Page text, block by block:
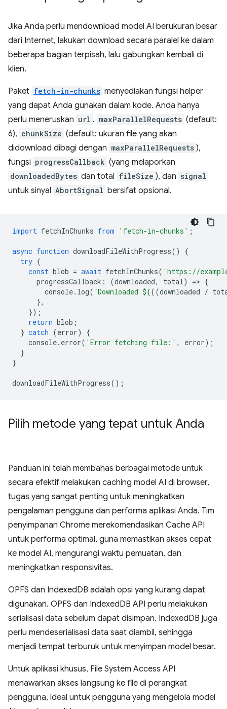
Jika Anda perlu mendownload model AI berukuran besar
dari Internet, lakukan download secara paralel ke dalam
beberapa bagian terpisah, lalu gabungkan kembali di
klien.
Paket fetch-in-chunks menyediakan fungsi helper
yang dapat Anda gunakan dalam kode. Anda hanya
perlu meneruskan url . maxParallelRequests (default:
6), chunkSize (default: ukuran file yang akan
didownload dibagi dengan maxParallelRequests ),
fungsi progressCallback (yang melaporkan
downloadedBytes dan total fileSize ), dan signal
untuk sinyal AbortSignal bersifat opsional.
import fetchInChunks from 'fetch-in-chunks' ;
async function downloadFileWithProgress()
{
try {
const blob = await fetchInChunks( 'https://
progressCallback : (downloaded, total) => {
console. log( `Downloaded ${((downloaded /
},
});
return blob ;
} catch (error)
{
console. error( 'Error fetching file:' , error);
}
}
downloadFileWithProgress();
Pilih metode yang tepat untuk Anda
Panduan ini telah membahas berbagai metode untuk
secara efektif melakukan caching model AI di browser,
tugas yang sangat penting untuk meningkatkan
pengalaman pengguna dan performa aplikasi Anda. Tim
penyimpanan Chrome merekomendasikan Cache API
untuk performa optimal, guna memastikan akses cepat
ke model AI, mengurangi waktu pemuatan, dan
meningkatkan responsivitas.
OPFS dan IndexedDB adalah opsi yang kurang dapat
digunakan. OPFS dan IndexedDB API perlu melakukan
serialisasi data sebelum dapat disimpan. IndexedDB juga
perlu mendeserialisasi data saat diambil, sehingga
menjadi tempat terburuk untuk menyimpan model besar.
Untuk aplikasi khusus, File System Access API
menawarkan akses langsung ke file di perangkat
pengguna, ideal untuk pengguna yang mengelola model